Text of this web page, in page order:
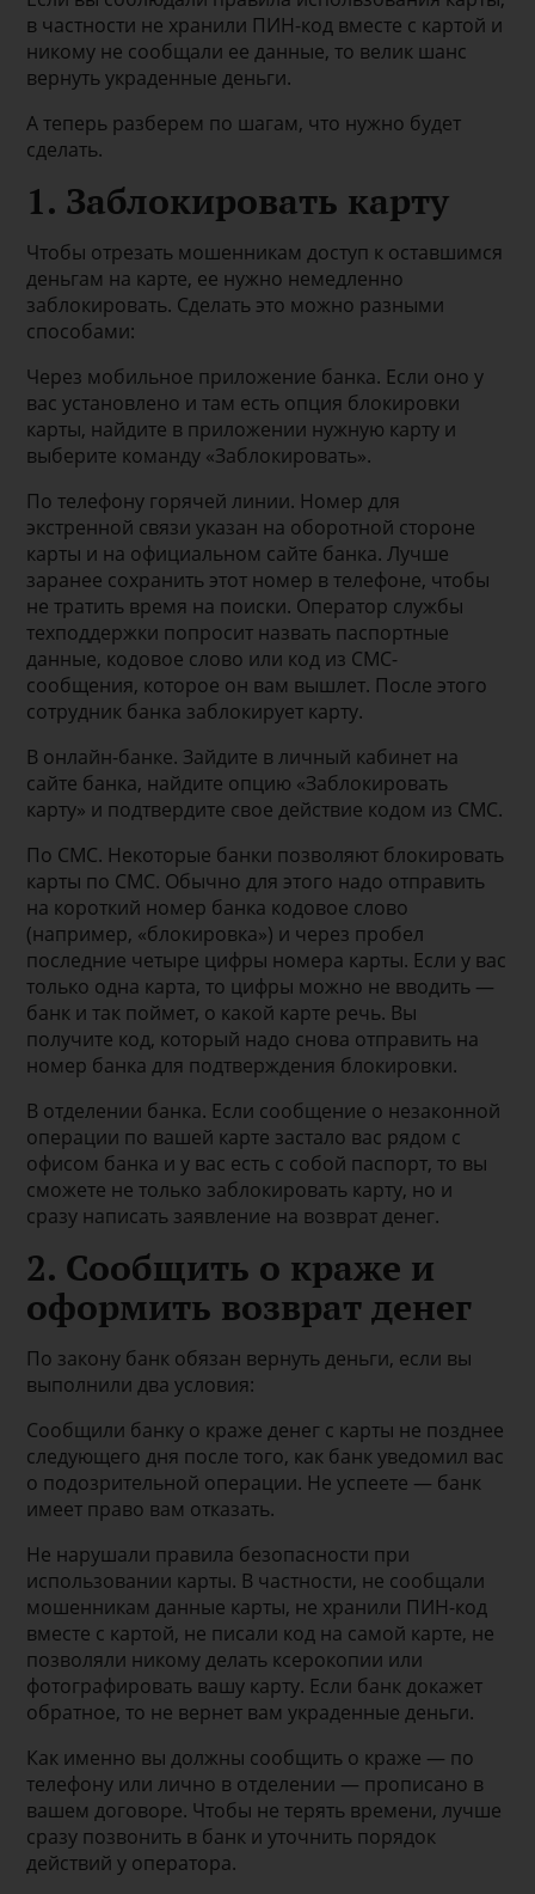
в частности не хранили ПИН-код вместе с картой и
никому не сообщали ее данные, то велик шанс
вернуть украденные деньги.
А теперь разберем по шагам, что нужно будет
сделать.
1. Заблокировать карту
Чтобы отрезать мошенникам доступ к оставшимся
деньгам на карте, ее нужно немедленно
заблокировать. Сделать это можно разными
способами:
Через мобильное приложение банка. Если оно у
вас установлено и там есть опция блокировки
карты, найдите в приложении нужную карту и
выберите команду «Заблокировать».
По телефону горячей линии. Номер для
экстренной связи указан на оборотной стороне
карты и на официальном сайте банка. Лучше
заранее сохранить этот номер в телефоне, чтобы
не тратить время на поиски. Оператор службы
техподдержки попросит назвать паспортные
данные, кодовое слово или код из СМС-
сообщения, которое он вам вышлет. После этого
сотрудник банка заблокирует карту.
В онлайн-банке. Зайдите в личный кабинет на
сайте банка, найдите опцию «Заблокировать
карту» и подтвердите свое действие кодом из СМС.
По СМС. Некоторые банки позволяют блокировать
карты по СМС. Обычно для этого надо отправить
на короткий номер банка кодовое слово
(например, «блокировка») и через пробел
последние четыре цифры номера карты. Если у вас
только одна карта, то цифры можно не вводить —
банк и так поймет, о какой карте речь. Вы
получите код, который надо снова отправить на
номер банка для подтверждения блокировки.
В отделении банка. Если сообщение о незаконной
операции по вашей карте застало вас рядом с
офисом банка и у вас есть с собой паспорт, то вы
сможете не только заблокировать карту, но и
сразу написать заявление на возврат денег.
2. Сообщить о краже и
оформить возврат денег
По закону банк обязан вернуть деньги, если вы
выполнили два условия:
Сообщили банку о краже денег с карты не позднее
следующего дня после того, как банк уведомил вас
о подозрительной операции. Не успеете — банк
имеет право вам отказать.
Не нарушали правила безопасности при
использовании карты. В частности, не сообщали
мошенникам данные карты, не хранили ПИН-код
вместе с картой, не писали код на самой карте, не
позволяли никому делать ксерокопии или
фотографировать вашу карту. Если банк докажет
обратное, то не вернет вам украденные деньги.
Как именно вы должны сообщить о краже — по
телефону или лично в отделении — прописано в
вашем договоре. Чтобы не терять времени, лучше
сразу позвонить в банк и уточнить порядок
действий у оператора.